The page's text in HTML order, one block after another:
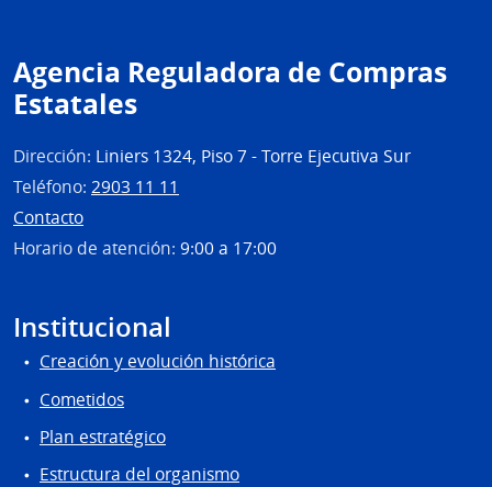
Agencia Reguladora de Compras
Estatales
Dirección: Liniers 1324, Piso 7 - Torre Ejecutiva Sur
Teléfono: 2903 11 11
Contacto
Horario de atención: 9:00 a 17:00
Institucional
Creación y evolución histórica
Cometidos
Plan estratégico
Estructura del organismo